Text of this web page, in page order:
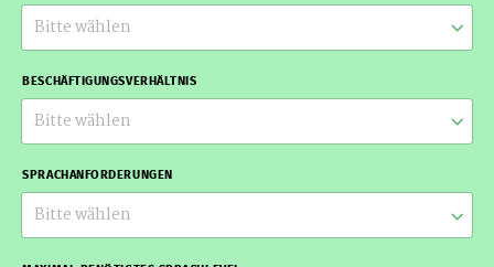
Bitte wählen
BESCHÄFTIGUNGSVERHÄLTNIS
Bitte wählen
SPRACHANFORDERUNGEN
Bitte wählen